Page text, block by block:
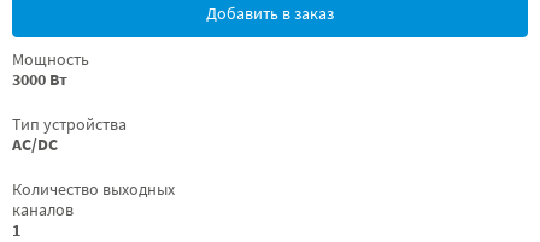
Добавить в заказ
Мощность
3000 Вт
Тип устройства
AC/DC
Количество выходных
каналов
1